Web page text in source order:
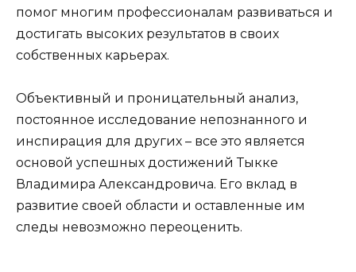
помог многим профессионалам развиваться и
достигать высоких результатов в своих
собственных карьерах.
Объективный и проницательный анализ,
постоянное исследование непознанного и
инспирация для других – все это является
основой успешных достижений Тыкке
Владимира Александровича. Его вклад в
развитие своей области и оставленные им
следы невозможно переоценить.